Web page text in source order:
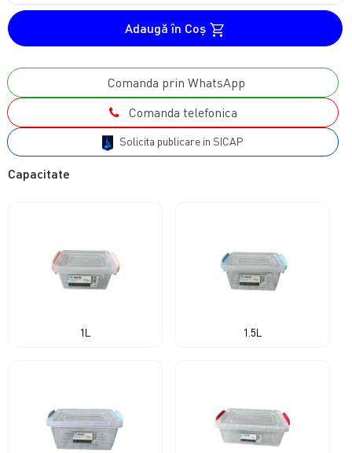
Adaugă în Coş
Comanda prin WhatsApp
Comanda telefonica
Solicita publicare in SICAP
Capacitate
1L 1.5L